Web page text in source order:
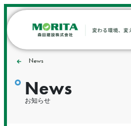
News
News
お知らせ